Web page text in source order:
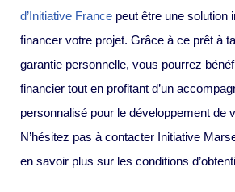
d’Initiative France peut être une solution
financer votre projet. Grâce à ce prêt à
garantie personnelle, vous pourrez
financier tout en profitant d’un
personnalisé pour le développement de
N’hésitez pas à contacter Initiative
en savoir plus sur les conditions